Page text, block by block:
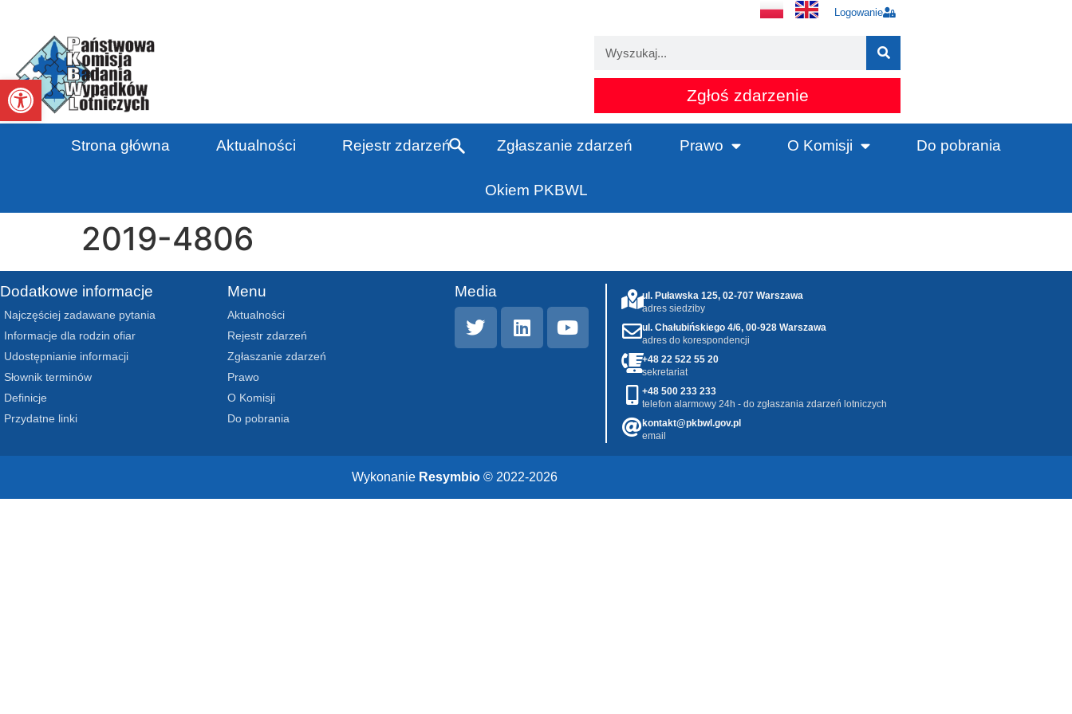
Otwórz pasek narzędzi
Logowanie
Zgłoś zdarzenie
Strona główna Aktualności Rejestr zdarzeń Zgłaszanie zdarzeń Prawo O Komisji Do pobrania
Okiem PKBWL
2019-4806
Dodatkowe informacje
Najczęściej zadawane pytania
Informacje dla rodzin ofiar
Udostępnianie informacji
Słownik terminów
Definicje
Przydatne linki
Menu
Aktualności
Rejestr zdarzeń
Zgłaszanie zdarzeń
Prawo
O Komisji
Do pobrania
Media
ul. Puławska 125, 02-707 Warszawa
adres siedziby
ul. Chałubińskiego 4/6, 00-928 Warszawa
adres do korespondencji
+48 22 522 55 20
sekretariat
+48 500 233 233
telefon alarmowy 24h - do zgłaszania zdarzeń lotniczych
kontakt@pkbwl.gov.pl
email
Wykonanie Resymbio © 2022-2026